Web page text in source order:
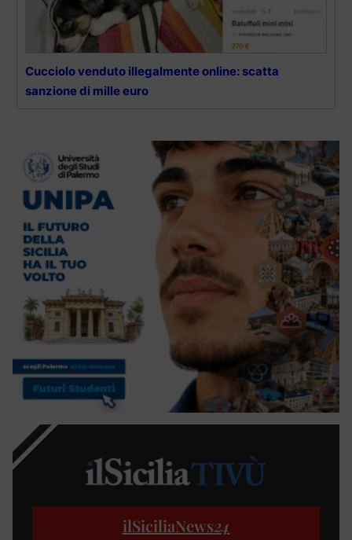
Cucciolo venduto illegalmente online: scatta
sanzione di mille euro
ilSiciliaNews24